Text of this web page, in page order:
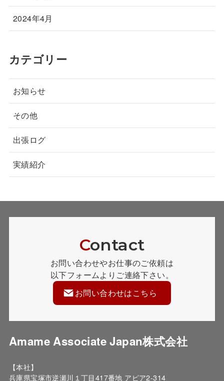
2024年4月
カテゴリー
お知らせ
その他
出張ログ
実績紹介
Contact
お問い合わせやお仕事のご依頼は
以下フォームよりご連絡下さい。
お問い合わせはこちら
Amame Associate Japan株式会社
【本社】
兵庫県宝塚市逆瀬川１丁目417番地 アピア2-314